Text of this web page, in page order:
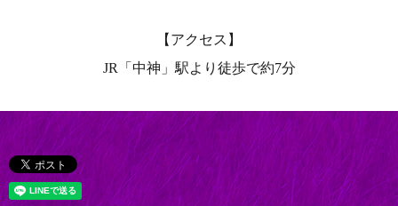
【アクセス】
JR「中神」駅より徒歩で約7分